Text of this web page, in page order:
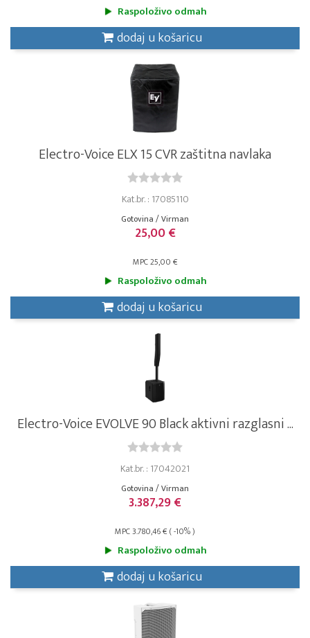
Raspoloživo odmah
dodaj u košaricu
Electro-Voice ELX 15 CVR zaštitna navlaka
Kat.br. : 17085110
Gotovina / Virman
25,00 €
MPC 25,00 €
Raspoloživo odmah
dodaj u košaricu
Electro-Voice EVOLVE 90 Black aktivni razglasni ...
Kat.br. : 17042021
Gotovina / Virman
3.387,29 €
MPC 3.780,46 € ( -10% )
Raspoloživo odmah
dodaj u košaricu